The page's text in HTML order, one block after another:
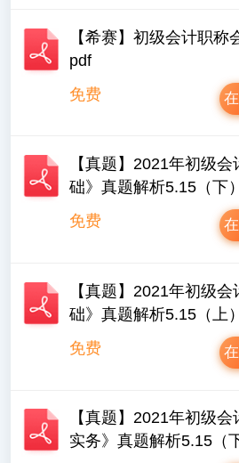
【希赛】初级会计职称
pdf
免费
【真题】2021年初级
础》真题解析5.15（下）
免费
【真题】2021年初级
础》真题解析5.15（上）
免费
【真题】2021年初级
实务》真题解析5.15（